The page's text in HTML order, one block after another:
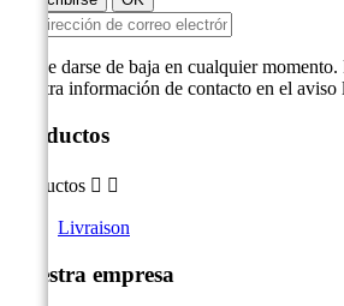
Puede darse de baja en cualquier
nuestra información de contacto en el aviso
Productos
Productos  
Livraison
Nuestra empresa